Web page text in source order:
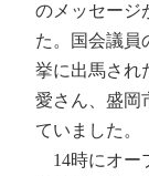
のメッセージ
た。国会議員
挙に出馬され
愛さん、盛岡
ていました。
14時にオー